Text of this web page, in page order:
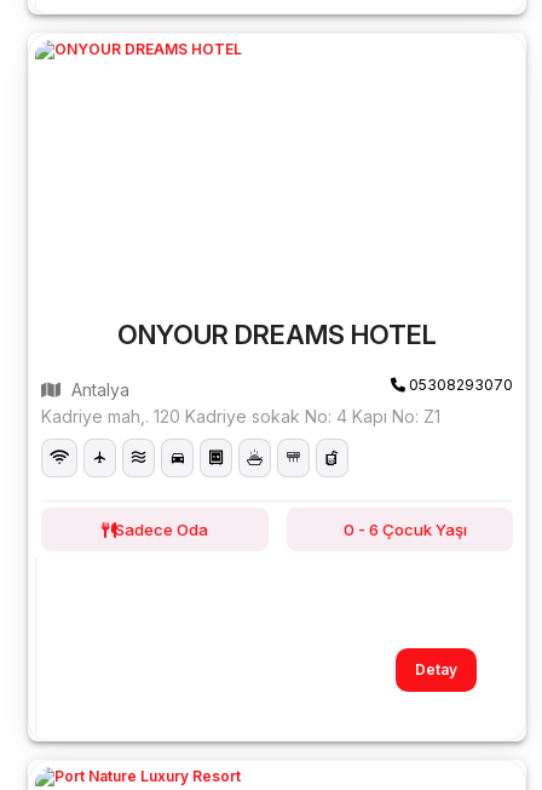
ONYOUR DREAMS HOTEL
Antalya 05308293070
Kadriye mah,. 120 Kadriye sokak No: 4 Kapı No: Z1
Sadece Oda 0 - 6 Çocuk Yaşı
Detay